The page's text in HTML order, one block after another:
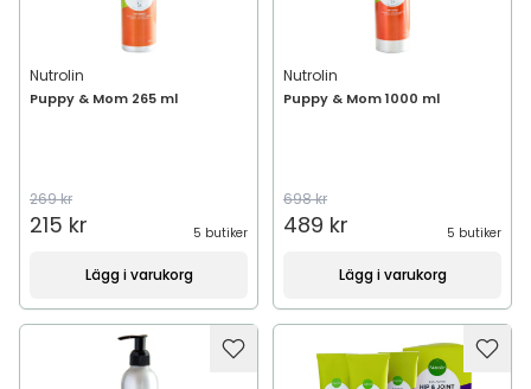
Nutrolin
Puppy & Mom 265 ml
269 kr
215 kr 5 butiker
Lägg i varukorg
Nutrolin
Puppy & Mom 1000 ml
698 kr
489 kr 5 butiker
Lägg i varukorg